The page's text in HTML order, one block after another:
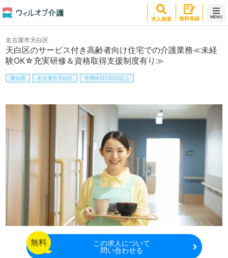
求人検索 無料登録 MENU
天白区のサービス付き高齢者向け住宅での介護業務≪未経
験OK☆充実研修＆資格取得支援制度有り≫
名古屋市天白区
愛知県 名古屋市天白区 年間休日120日以上
無料 この求人について
問い合わせる